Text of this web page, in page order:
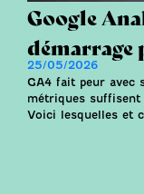
Google
démarrage
25/05/2026
GA4 fait peur avec
métriques
Voici lesquelles et